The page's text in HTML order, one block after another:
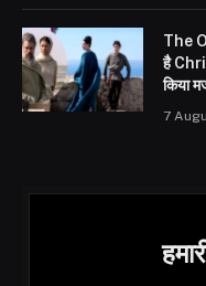
The
है
किया
7